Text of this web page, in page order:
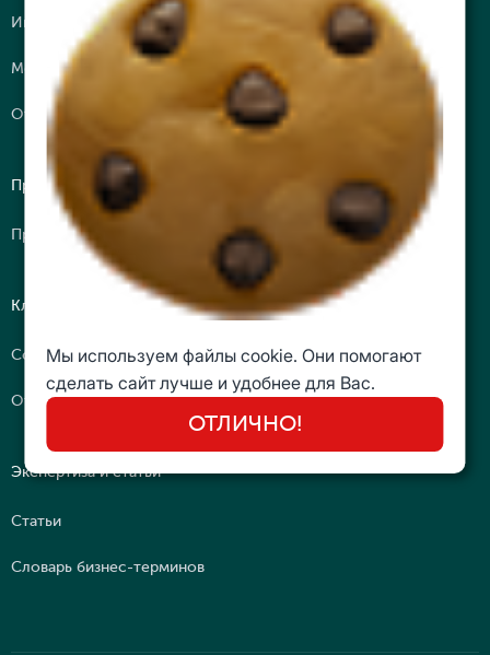
Интеллектуальные путешествия
Молодежная Бизнес Лига (МБЛ)
Открытые программы
Преподаватели
Преподаватели-практики
Клуб
Сообщество
Отзывы
Экспертиза и статьи
Статьи
Словарь бизнес-терминов
Мы используем файлы cookie. Они помогают
сделать сайт лучше и удобнее для Вас.
ОТЛИЧНО!